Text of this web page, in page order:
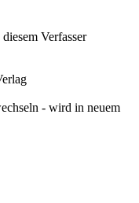
Verfasser
- wird in neuem